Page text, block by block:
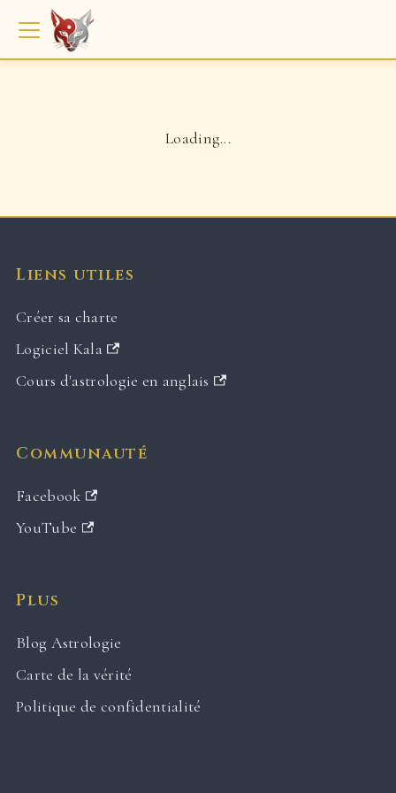
Loading...
Liens utiles
Créer sa charte
Logiciel Kala
Cours d'astrologie en anglais
Communauté
Facebook
YouTube
Plus
Blog Astrologie
Carte de la vérité
Politique de confidentialité